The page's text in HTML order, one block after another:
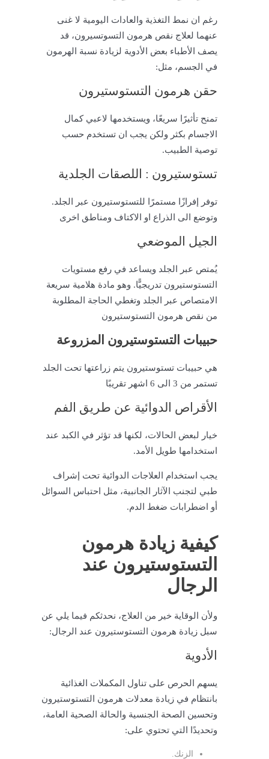
رغم ان نمط التغذية والعادات اليومية لا غنى
عنهما لعلاج نقص هرمون التسوتسيرون، قد
يصف الأطباء بعض الأدوية لزيادة نسبة الهرمون
في الجسم، مثل:
حقن هرمون التستوستيرون
تمنح تأثيرًا سريعًا، ويستخدمها لاعبي كمال
الاجسام بكثر ولكن يجب ان تستخدم حسب
توصية الطبيب.
تستوستيرون : اللصقات الجلدية
توفر إفرازًا مستمرًا للتستوستيرون عبر الجلد.
وتوضع الى الذراع او الاكتاف ومناطق اخرى
الجيل الموضعي
يُمتص عبر الجلد ويساعد في رفع مستويات
التستوستيرون تدريجيًّا. وهو مادة هلامية سريعة
الامتصاص عبر الجلد وتغطي الحاجة المطلوبة
من نقص هرمون التستوستيرون
حبيبات التستوستيرون المزروعة
هي حبيبات تستوستيرون يتم زراعتها تحت الجلد
تستمر من 3 الى 6 اشهر تقريبًا
الأقراص الدوائية عن طريق الفم
خيار لبعض الحالات، لكنها قد تؤثر في الكبد عند
استخدامها طويل الأمد.
يجب استخدام العلاجات الدوائية تحت إشراف
طبي لتجنب الآثار الجانبية، مثل احتباس السوائل
أو اضطرابات ضغط الدم.
كيفية زيادة هرمون
التستوستيرون عند
الرجال
ولأن الوقاية خير من العلاج، نحدثكم فيما يلي عن
سبل زيادة هرمون التستوستيرون عند الرجال:
الأدوية
يسهم الحرص على تناول المكملات الغذائية
بانتظام في زيادة معدلات هرمون التستوستيرون
وتحسين الصحة الجنسية والحالة الصحية العامة،
وتحديدًا التي تحتوي على:
الزنك.